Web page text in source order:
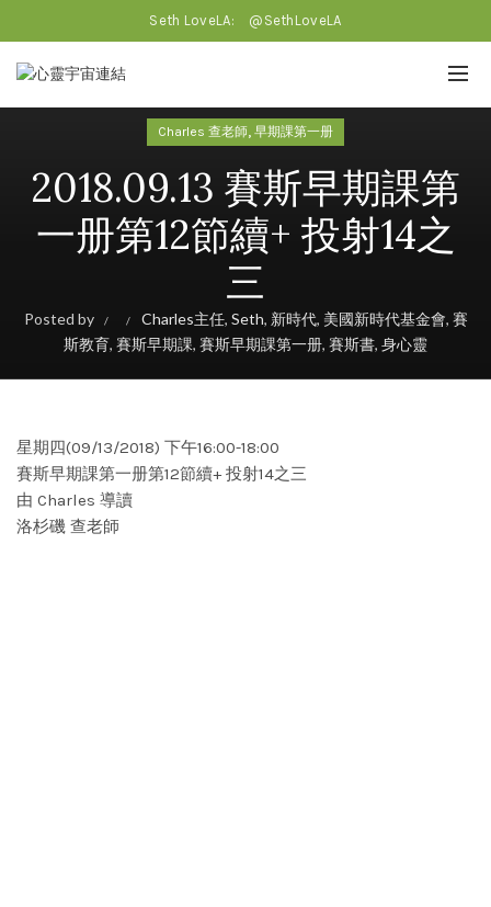
Seth LoveLA: @SethLoveLA
Charles 查老師, 早期課第一册
2018.09.13 賽斯早期課第
一册第12節續+ 投射14之
三
Posted by Charles主任, Seth, 新時代, 美國新時代基金會, 賽
斯教育, 賽斯早期課, 賽斯早期課第一册, 賽斯書, 身心靈
星期四(09/13/2018) 下午16:00-18:00
賽斯早期課第一册第12節續+ 投射14之三
由 Charles 導讀
洛杉磯 查老師